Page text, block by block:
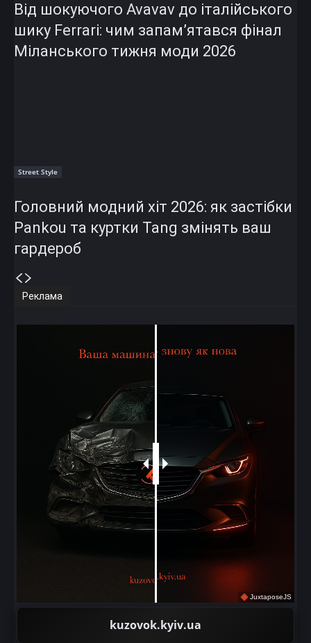
Від шокуючого Avavav до італійського
шику Ferrari: чим запам’ятався фінал
Міланського тижня моди 2026
Street Style
Головний модний хіт 2026: як застібки
Pankou та куртки Tang змінять ваш
гардероб
Реклама
JuxtaposeJS
kuzovok.kyiv.ua